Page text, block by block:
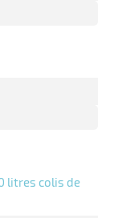
litres colis de